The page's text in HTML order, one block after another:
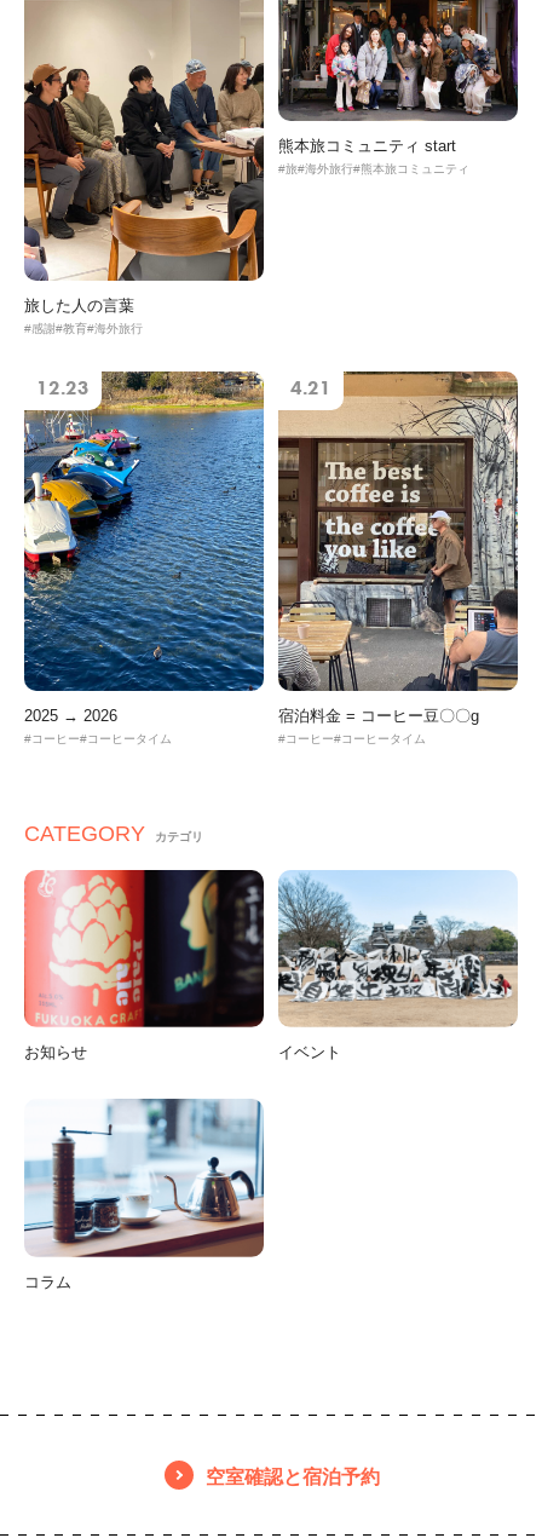
旅した人の言葉
感謝 教育 海外旅行
熊本旅コミュニティ start
旅 海外旅行 熊本旅コミュニティ
12.23
2025 → 2026
コーヒー コーヒータイム
4.21
宿泊料金 = コーヒー豆〇〇g
コーヒー コーヒータイム
CATEGORY カテゴリ
お知らせ イベント
コラム
空室確認と宿泊予約